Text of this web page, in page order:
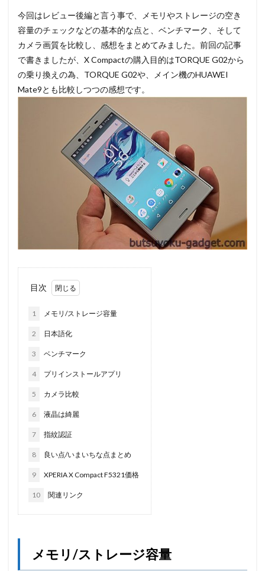
今回はレビュー後編と言う事で、メモリやストレージの空き
容量のチェックなどの基本的な点と、ベンチマーク、そして
カメラ画質を比較し、感想をまとめてみました。前回の記事
で書きましたが、X Compactの購入目的はTORQUE G02から
の乗り換えの為、TORQUE G02や、メイン機のHUAWEI
Mate9とも比較しつつの感想です。
目次
1 メモリ/ストレージ容量
2 日本語化
3 ベンチマーク
4 プリインストールアプリ
5 カメラ比較
6 液晶は綺麗
7 指紋認証
8 良い点/いまいちな点まとめ
9 XPERIA X Compact F5321価格
10 関連リンク
メモリ/ストレージ容量